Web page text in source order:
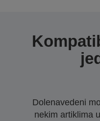
Dolenavedeni
nekim artiklima